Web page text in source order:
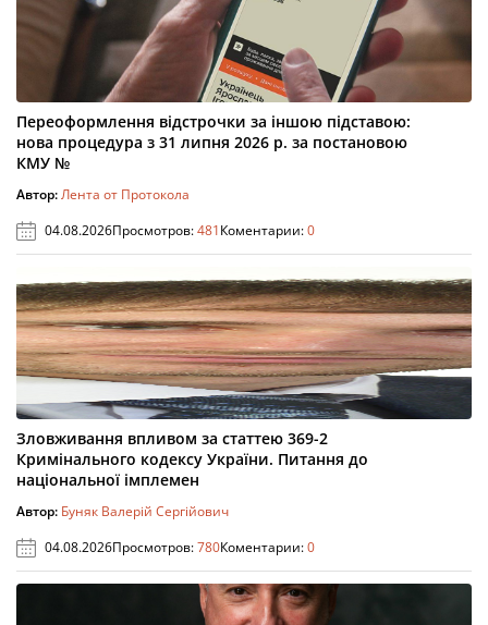
Переоформлення відстрочки за іншою підставою:
нова процедура з 31 липня 2026 р. за постановою
КМУ №
Автор:Лента от Протокола
04.08.2026Просмотров:481Коментарии:0
Зловживання впливом за статтею 369-2
Кримінального кодексу України. Питання до
національної імплемен
Автор: Буняк Валерій Сергійович
04.08.2026Просмотров:780Коментарии:0